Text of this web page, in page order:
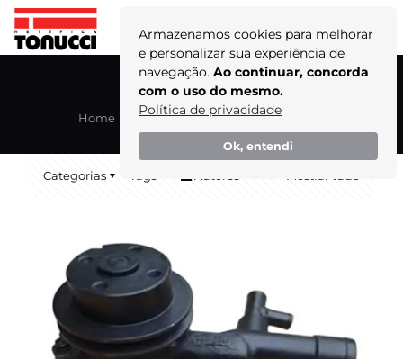
Armazenamos cookies para melhorar
e personalizar sua experiência de
navegação. Ao continuar, concorda
com o uso do mesmo.
Política de privacidade
Ok, entendi
Certificações DEUTZ
Home Blog Certificações DEUTZ
Categorias